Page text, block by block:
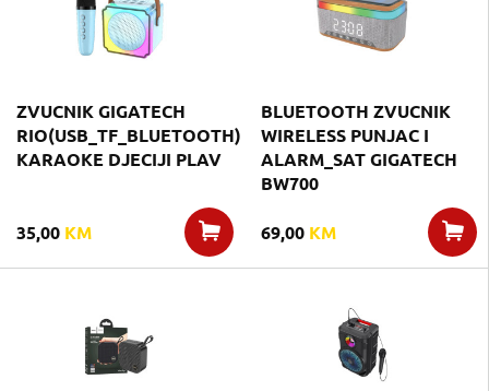
ZVUCNIK GIGATECH
RIO(USB_TF_BLUETOOTH)
KARAOKE DJECIJI PLAV
35,00 KM
BLUETOOTH ZVUCNIK
WIRELESS PUNJAC I
ALARM_SAT GIGATECH
BW700
69,00 KM